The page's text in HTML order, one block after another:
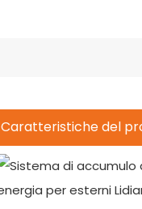
Caratteristiche del